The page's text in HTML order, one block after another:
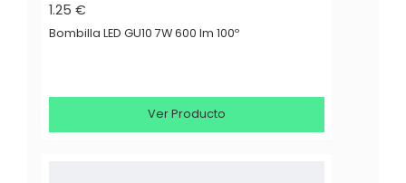
1.25 €
Bombilla LED GU10 7W 600 lm 100º
Ver Producto